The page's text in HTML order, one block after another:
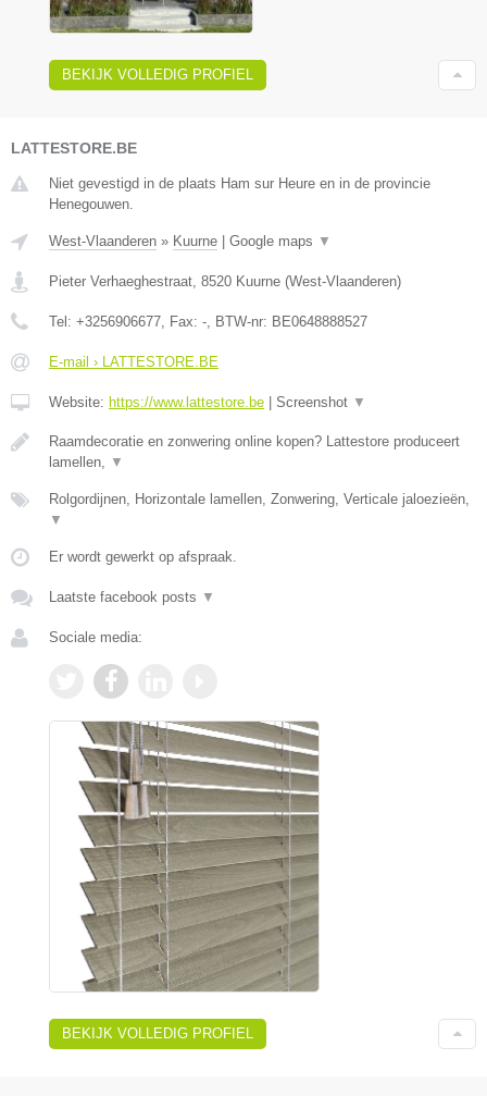
BEKIJK VOLLEDIG PROFIEL
LATTESTORE.BE
Niet gevestigd in de plaats Ham sur Heure en in de provincie
Henegouwen.
West-Vlaanderen » Kuurne Google maps ▼
Pieter Verhaeghestraat 8520 Kuurne (West-Vlaanderen)
Tel: +3256906677 , Fax: - , BTW-nr: BE0648888527
E-mail › LATTESTORE.BE
Website: https://www.lattestore.be Screenshot ▼
Raamdecoratie en zonwering online kopen? Lattestore produceert
lamellen,
▼
Rolgordijnen, Horizontale lamellen, Zonwering, Verticale jaloezieën,
▼
Er wordt gewerkt op afspraak.
Laatste facebook posts ▼
Sociale media:
BEKIJK VOLLEDIG PROFIEL